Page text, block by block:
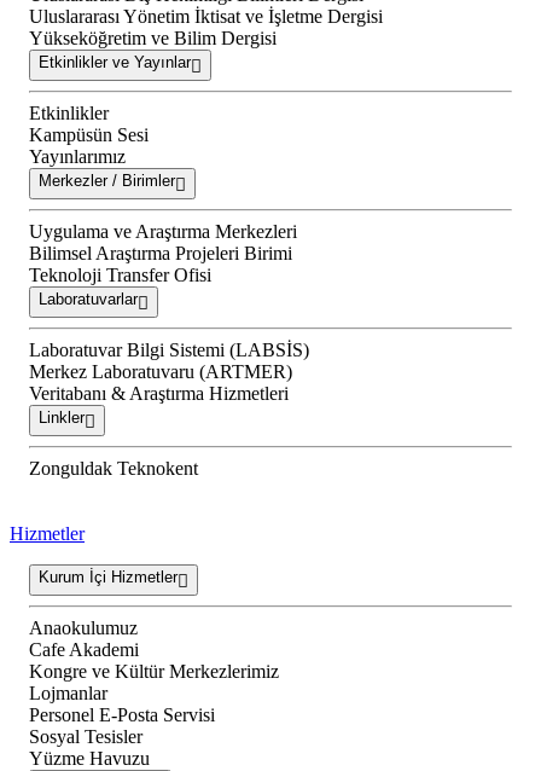
Uluslararası Yönetim İktisat ve İşletme Dergisi
Yükseköğretim ve Bilim Dergisi
Etkinlikler ve Yayınlar
Etkinlikler
Kampüsün Sesi
Yayınlarımız
Merkezler / Birimler
Uygulama ve Araştırma Merkezleri
Bilimsel Araştırma Projeleri Birimi
Teknoloji Transfer Ofisi
Laboratuvarlar
Laboratuvar Bilgi Sistemi (LABSİS)
Merkez Laboratuvaru (ARTMER)
Veritabanı & Araştırma Hizmetleri
Linkler
Zonguldak Teknokent
Hizmetler
Kurum İçi Hizmetler
Anaokulumuz
Cafe Akademi
Kongre ve Kültür Merkezlerimiz
Lojmanlar
Personel E-Posta Servisi
Sosyal Tesisler
Yüzme Havuzu